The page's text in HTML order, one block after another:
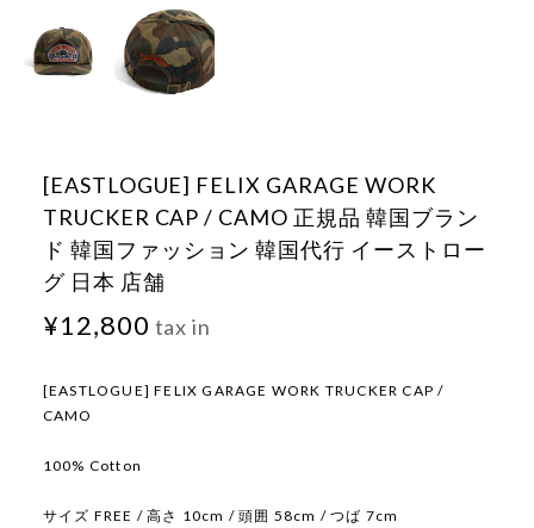
[EASTLOGUE] FELIX GARAGE WORK
TRUCKER CAP / CAMO 正規品 韓国ブラン
ド 韓国ファッション 韓国代行 イーストロー
グ 日本 店舗
¥12,800 tax in
[EASTLOGUE] FELIX GARAGE WORK TRUCKER CAP /
CAMO
100% Cotton
サイズ FREE / 高さ 10cm / 頭囲 58cm / つば 7cm